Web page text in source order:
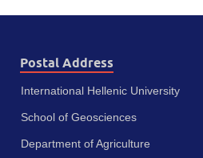
Postal Address
International Hellenic University
School of Geosciences
Department of Agriculture